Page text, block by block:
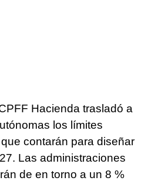
Hacienda trasladó a
los límites
contarán para diseñar
Las administraciones
de en torno a un 8 %